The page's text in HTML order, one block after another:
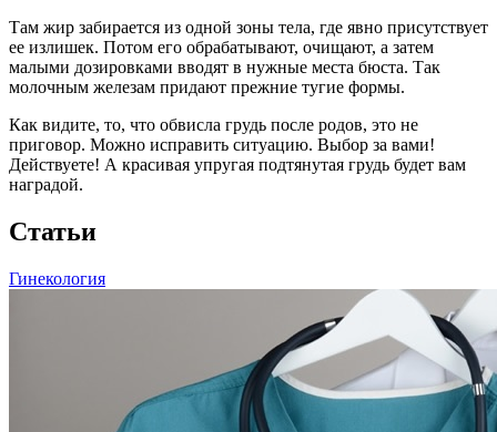
Там жир забирается из одной зоны тела, где явно присутствует
ее излишек. Потом его обрабатывают, очищают, а затем
малыми дозировками вводят в нужные места бюста. Так
молочным железам придают прежние тугие формы.
Как видите, то, что обвисла грудь после родов, это не
приговор. Можно исправить ситуацию. Выбор за вами!
Действуете! А красивая упругая подтянутая грудь будет вам
наградой.
Статьи
Гинекология